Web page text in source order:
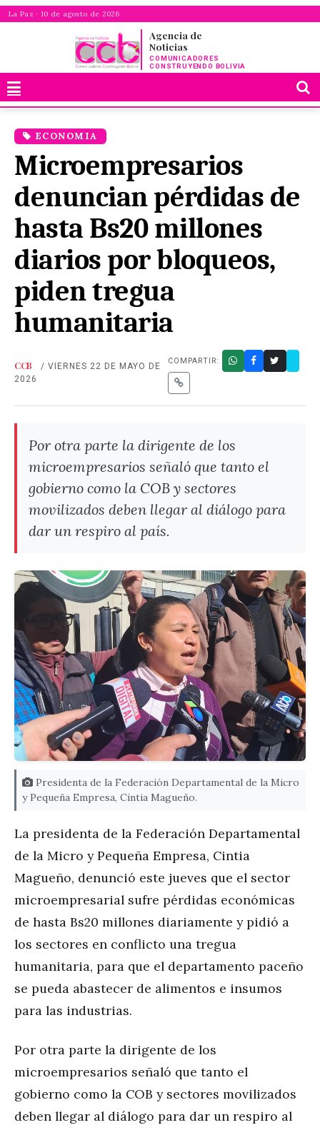
La Paz · 10 de agosto de 2026
Agencia de
Noticias
COMUNICADORES
CONSTRUYENDO BOLIVIA
ECONOMIA
Microempresarios
denuncian pérdidas de
hasta Bs20 millones
diarios por bloqueos,
piden tregua
humanitaria
CCB
/ VIERNES 22 DE MAYO DE
2026
COMPARTIR:
Por otra parte la dirigente de los
microempresarios señaló que tanto el
gobierno como la COB y sectores
movilizados deben llegar al diálogo para
dar un respiro al país.
Presidenta de la Federación Departamental de la Micro
y Pequeña Empresa, Cintia Magueño.
La presidenta de la Federación Departamental
de la Micro y Pequeña Empresa, Cintia
Magueño, denunció este jueves que el sector
microempresarial sufre pérdidas económicas
de hasta Bs20 millones diariamente y pidió a
los sectores en conflicto una tregua
humanitaria, para que el departamento paceño
se pueda abastecer de alimentos e insumos
para las industrias.
Por otra parte la dirigente de los
microempresarios señaló que tanto el
gobierno como la COB y sectores movilizados
deben llegar al diálogo para dar un respiro al